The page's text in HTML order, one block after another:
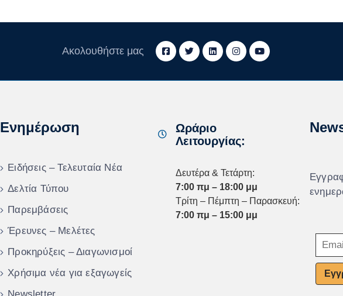
Ακολουθήστε μας
Ενημέρωση
Ειδήσεις – Τελευταία Νέα
Δελτία Τύπου
Παρεμβάσεις
Έρευνες – Μελέτες
Προκηρύξεις – Διαγωνισμοί
Χρήσιμα νέα για εξαγωγείς
Ωράριο
Λειτουργίας:
Δευτέρα & Τετάρτη:
7:00 πμ – 18:00 μμ
Τρίτη – Πέμπτη – Παρασκευή:
7:00 πμ – 15:00 μμ